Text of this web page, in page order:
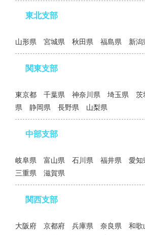
東北支部
山形県 宮城県 秋田県 福島県 新潟
関東支部
東京都 千葉県 神奈川県 埼玉県 茨
県 静岡県 長野県 山梨県
中部支部
岐阜県 富山県 石川県 福井県 愛知
三重県 滋賀県
関西支部
大阪府 京都府 兵庫県 奈良県 和歌